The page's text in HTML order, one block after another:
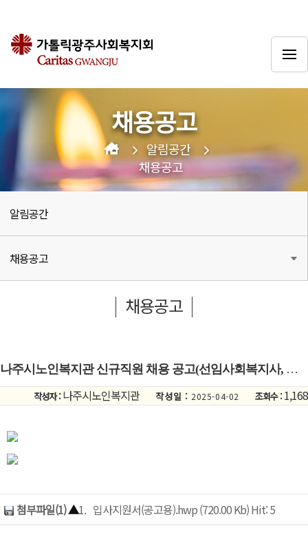
채용공고
알림공간
채용공고
알림공간
채용공고
채용공고
나주시노인복지관 신규직원 채용 공고(선임사회복지사, 사회복지사)
작성자 :나주시노인복지관 작성일 : 2025-04-02 조회수 :1,168
첨부파일(1)▲1. 입사지원서(공고용).hwp (720.00 Kb) Hit: 5